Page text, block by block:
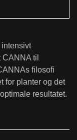
intensivt
CANNA til
filosofi
for planter og det
resultatet.